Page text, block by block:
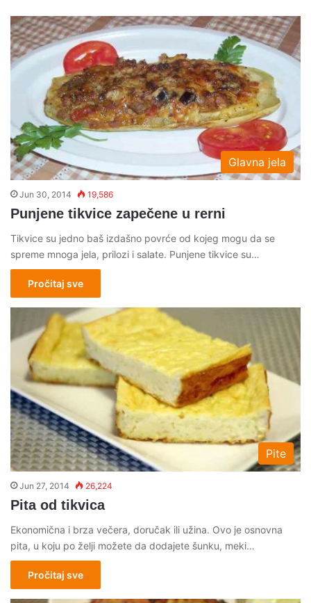
Glavna jela
Jun 30, 2014 19,586
Punjene tikvice zapečene u rerni
Tikvice su jedno baš izdašno povrće od kojeg mogu da se
spreme mnoga jela, prilozi i salate. Punjene tikvice su…
Pročitaj sve
Pite
Jun 27, 2014 26,224
Pita od tikvica
Ekonomična i brza večera, doručak ili užina. Ovo je osnovna
pita, u koju po želji možete da dodajete šunku, meki…
Pročitaj sve